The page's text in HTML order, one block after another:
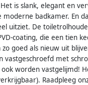
is slank, elegant en
badkamer. En
uitziet. De
coating, die een tien
goed als nieuw uit
met
worden vastgelijmd!
Raadpleeg